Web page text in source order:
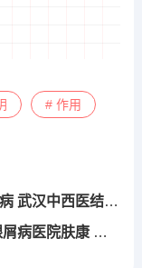
# 作用
医院皮肤科哪个专家厉害
医院肤康 贴吧